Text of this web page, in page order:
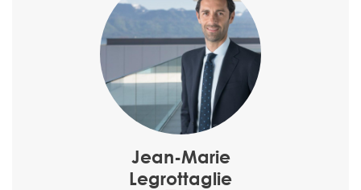
Jean-Marie
Legrottaglie